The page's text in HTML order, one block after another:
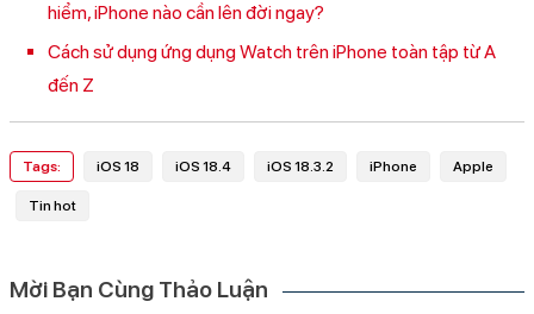
hiểm, iPhone nào cần lên đời ngay?
Cách sử dụng ứng dụng Watch trên iPhone toàn tập từ A
đến Z
Tags: iOS 18 iOS 18.4 iOS 18.3.2 iPhone Apple
Tin hot
Mời Bạn Cùng Thảo Luận